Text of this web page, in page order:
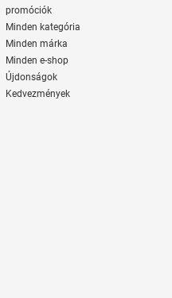
promóciók
Minden kategória
Minden márka
Minden e-shop
Újdonságok
Kedvezmények